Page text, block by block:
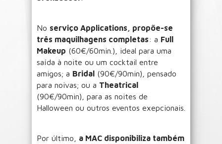
No serviço Applications, propõe-se
três maquilhagens completas: a Full
Makeup (60€/60min.), ideal para uma
saída à noite ou um cocktail entre
amigos; a Bridal (90€/90min), pensado
para noivas; ou a Theatrical
(90€/90min), para as noites de
Halloween ou outros eventos exepcionais.
Por último, a MAC disponibiliza também